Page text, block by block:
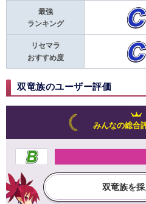
最強
ランキング
リセマラ
おすすめ度
双竜族のユーザー評価
みんなの総合
双竜族を